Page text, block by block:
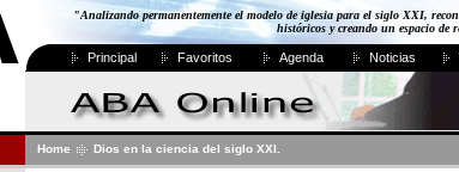
"Analizando permanentemente el modelo de iglesia para el siglo XXI,
históricos y creando un espacio de
Principal Favoritos Agenda Noticias
Home Dios en la ciencia del siglo XXI.